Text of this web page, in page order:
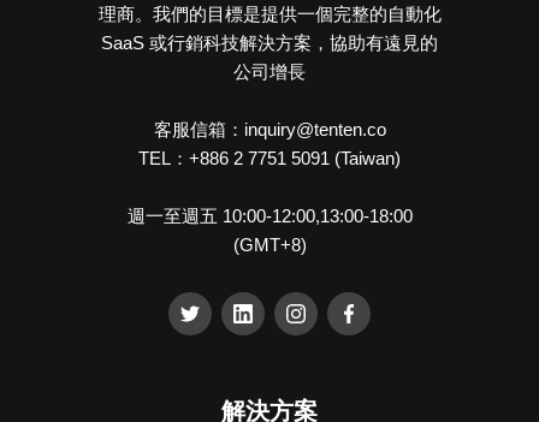
理商。我們的目標是提供一個完整的自動化
SaaS 或行銷科技解決方案，協助有遠見的
公司增長
客服信箱：inquiry@tenten.co
TEL：+886 2 7751 5091 (Taiwan)
週一至週五 10:00-12:00,13:00-18:00
(GMT+8)
解決方案